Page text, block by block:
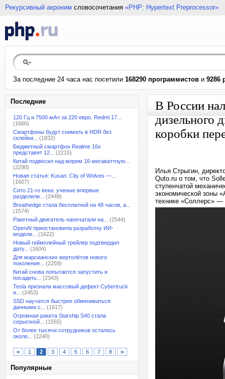
Рекурсивный акроним словосочетания «PHP: Hypertext Preprocessor»
За последние 24 часа нас посетили 168290 программистов и 9286
Последние
120 Гц и 7500 мАч за 220 евро. Redmi 17...
(1666)
Смартфоны будут снимать в HDR без
склейки...
(1832)
Бюджетный смартфон Realme 16x
представят 12...
(2215)
Китай подвесил над морем 16-мегаваттную...
(2290)
Новая статья: Kusan: City of Wolves —...
(1607)
Сито 21-го века: ученые впервые
разделили...
(2449)
Breathedge стала бесплатной на 48 часов, а...
(1574)
Ракетный двигатель напечатали на...
(2544)
OpenAI приостановила разработку ИИ-
модели...
(1622)
Новый геймплейный трейлер подтвердил
дату...
(1604)
Для марсианских вертолётов нового
поколения...
(2259)
Китай снова попытается запустить и
посадить...
(2343)
Tesla признала массовый дефект Cybertruck
и...
(2453)
SSD научатся быстрее обмениваться
данными с...
(1617)
Огромная ракета Starship S40 стала
серьезной...
(1555)
От более тысячи сотрудников осталось
около...
(2240)
< 1 2 3 4 5 6 7 8 >
Популярные
В России
дизельного
коробки
Илья Стрыгин,
Quto.ru о том, что
ступенчатой
экономической зоны
технике «Соллерс» —